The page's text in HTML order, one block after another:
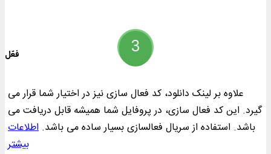
فعّل
علاوه بر لینک دانلود، کد فعال سازی نیز در اختیار شما قرار می
گیرد. این کد فعال سازی، در پروفایل شما همیشه قابل دریافت می
باشد. استفاده از سریال فعالسازی بسیار ساده می باشد. اطلاعات
بیشتر